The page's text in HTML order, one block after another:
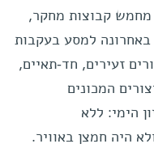
אחת. 30 מדענים מחמש קבוצות מחקר,
באחרונה למסע בעקבות
זעירים, חד-תאיים,
המכונים
הימי: ללא
היה חמצן באוויר.